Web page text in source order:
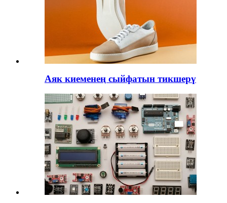
Аяк киеменең сыйфатын тикшерү